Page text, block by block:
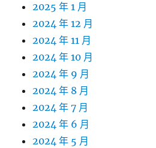
2025 年 1 月
2024 年 12 月
2024 年 11 月
2024 年 10 月
2024 年 9 月
2024 年 8 月
2024 年 7 月
2024 年 6 月
2024 年 5 月